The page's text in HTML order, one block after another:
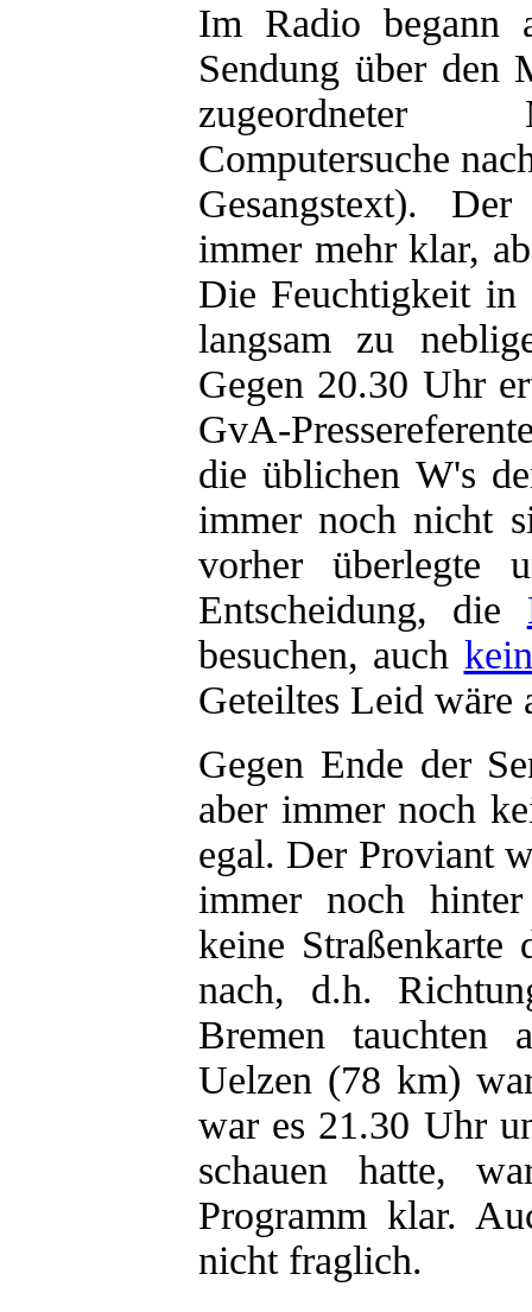
Im Radio
Sendung über den
Computersuche
Gesangstext).
immer mehr klar,
Die Feuchtigkeit in
langsam zu
Gegen 20.30 Uhr
GvA-
die üblichen W's
immer noch nicht
vorher überlegte
Entscheidung, die
besuchen, auch
Geteiltes Leid wäre
Gegen Ende der
aber immer noch
egal. Der Proviant
immer noch
keine
nach, d.h.
Bremen tauchten
Uelzen (78 km)
war es 21.30 Uhr
schauen hatte,
Programm klar.
nicht fraglich.